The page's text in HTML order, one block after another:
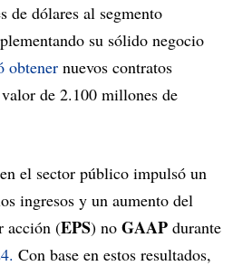
de dólares al segmento
su sólido negocio
obtener nuevos contratos
de 2.100 millones de
el sector público impulsó un
ingresos y un aumento del
acción (EPS) no GAAP durante
Con base en estos resultados,